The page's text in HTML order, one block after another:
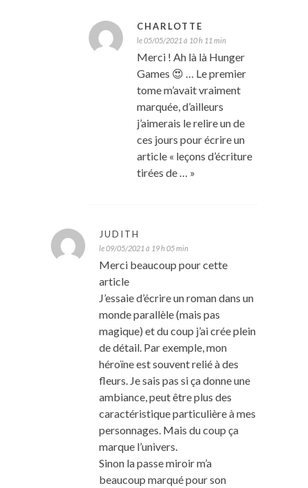
CHARLOTTE
le 05/05/2021 à 10 h 11 min
Merci ! Ah là là Hunger
Games 😍 … Le premier
tome m’avait vraiment
marquée, d’ailleurs
j’aimerais le relire un de
ces jours pour écrire un
article « leçons d’écriture
tirées de … »
JUDITH
le 09/05/2021 à 19 h 05 min
Merci beaucoup pour cette
article
J’essaie d’écrire un roman dans un
monde parallèle (mais pas
magique) et du coup j’ai crée plein
de détail. Par exemple, mon
héroïne est souvent relié à des
fleurs. Je sais pas si ça donne une
ambiance, peut être plus des
caractéristique particulière à mes
personnages. Mais du coup ça
marque l’univers.
Sinon la passe miroir m’a
beaucoup marqué pour son